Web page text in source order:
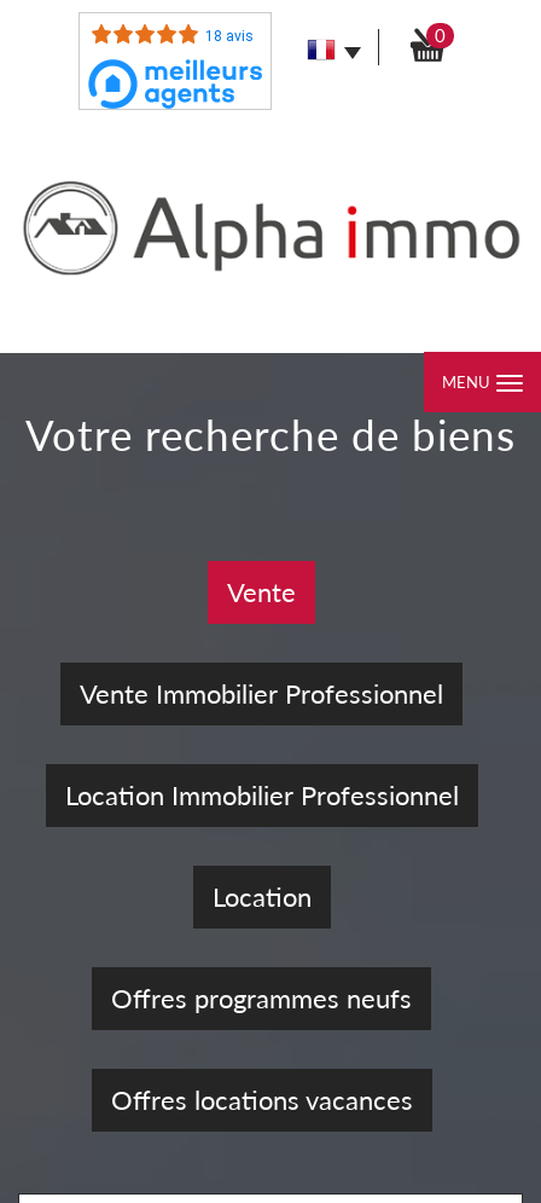
18 avis 0
MENU
votre recherche de biens
Vente
Vente Immobilier Professionnel
Location Immobilier Professionnel
Location
Offres programmes neufs
Offres locations vacances